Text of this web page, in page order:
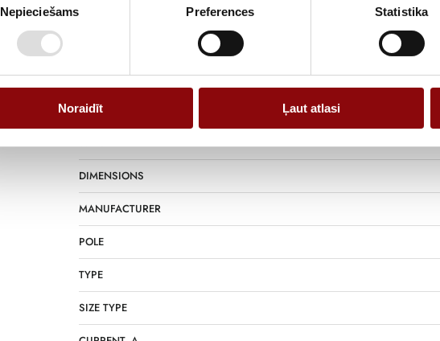
Nepieciešams Preferences Statistika
Noraidīt Ļaut atlasi
Information
WEIGHT
DIMENSIONS
MANUFACTURER
POLE
TYPE
SIZE TYPE